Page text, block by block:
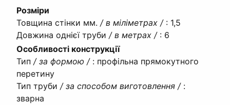
Розміри
Товщина стінки мм. / в міліметрах / : 1,5
Довжина однієї труби / в метрах / : 6
Особливості конструкції
Тип / за формою / : профільна прямокутного
перетину
Тип труби / за способом виготовлення / :
зварна